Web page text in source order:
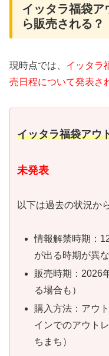
イッタラ福袋ア
ら販売される？
現時点では、 イッタラ
売日程について発表さ
イッタラ福袋アウ
未発表
以下は過去の状況か
情報解禁時期：
が出る時期が異
販売時期：2026
る場合も）
購入方法：アウ
インでのアウト
ちまち）